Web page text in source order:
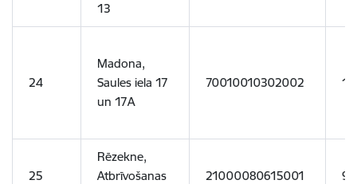
13
24
Madona,
Saules iela 17
un 17A
70010010302002
25
Rēzekne,
Atbrīvošanas
21000080615001